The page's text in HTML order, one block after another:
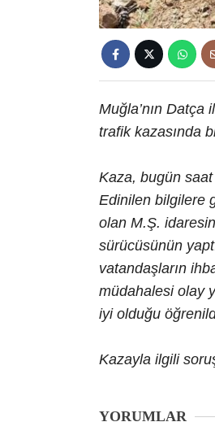
Muğla’nın
trafik kazasında
Kaza, bugün
Edinilen bilgilere
olan M.Ş.
sürücüsünün
vatandaşların
müdahalesi olay
iyi olduğu
Kazayla ilgili
YORUMLAR